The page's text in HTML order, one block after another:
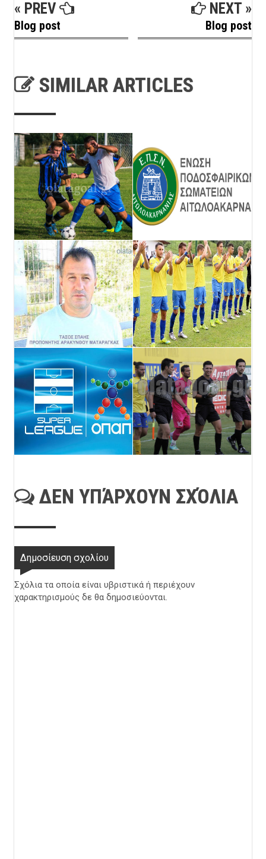
« PREV
Blog post
NEXT »
Blog post
SIMILAR ARTICLES
ΔΕΝ ΥΠΆΡΧΟΥΝ ΣΧΌΛΙΑ
Δημοσίευση σχολίου
Σχόλια τα οποία είναι υβριστικά ή περιέχουν
χαρακτηρισμούς δε θα δημοσιεύονται.